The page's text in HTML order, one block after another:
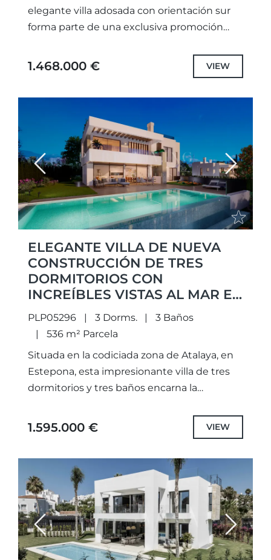
elegante villa adosada con orientación sur
forma parte de una exclusiva promoción
Rodeada de hermosos...
1.468.000 € VIEW
Previous Next
ELEGANTE VILLA DE NUEVA
CONSTRUCCIÓN DE TRES
DORMITORIOS CON
INCREÍBLES VISTAS AL MAR EN
ATALAYA, ESTEPONA
PLP05296 3 Dorms.
3 Baños
536 m² Parcela
Situada en la codiciada zona de Atalaya, en
Estepona, esta impresionante villa de tres
dormitorios y tres baños encarna la
con una arquitectura contemporánea...
1.595.000 € VIEW
Previous Next